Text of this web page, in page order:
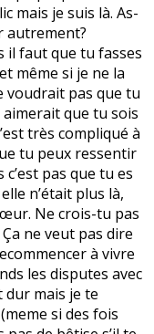
mais je suis là. As-
autrement?
il faut que tu fasses
même si je ne la
voudrait pas que tu
aimerait que tu sois
très compliqué à
tu peux ressentir
pas que tu es
n’était plus là,
Ne crois-tu pas
ne veut pas dire
à vivre
les disputes avec
dur mais je te
si des fois